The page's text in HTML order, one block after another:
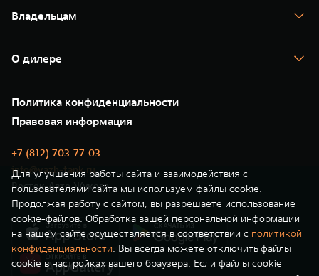
Тест-драйв
TANK Финансы
Корпоративным клиентам
Зарядные станции
Владельцам
Помощь на дороге
Новые цифровые сервисы TANK
Сервис
Нулевое ТО
Моторные масла
О дилере
35 лет GWM
GWM ТЕХ ДЕНЬ
Новости
Политика конфиденциальности
Правовая информация
+7 (812) 703-77-03
info@vazh-tank.ru
Восток-Авто Жукова
Для улучшения работы сайта и взаимодействия с
пользователями сайта мы используем файлы cookie.
Продолжая работу с сайтом, вы разрешаете использование
cookie-файлов. Обработка вашей персональной информации
на нашем сайте осуществляется в соответствии с политикой
конфиденциальности. Вы всегда можете отключить файлы
cookie в настройках вашего браузера. Если файлы cookie